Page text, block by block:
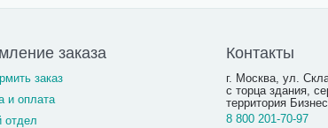
заказа
заказ
и оплата
отдел
Контакты
г. Москва, ул.
с торца здания,
территория
8 800 201-70-97